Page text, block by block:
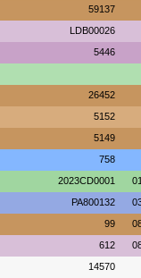
59137
LDB00026
5446
26452
5152
5149
758
2023CD0001
PA800132
99
612
14570